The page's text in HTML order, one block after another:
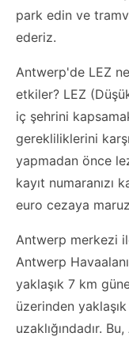
park edin ve
ederiz.
Antwerp'de LEZ
etkiler? LEZ
iç şehrini
gerekliliklerini
yapmadan önce
kayıt
euro cezaya maruz
Antwerp merkezi
Antwerp
yaklaşık 7 km
üzerinden
uzaklığındadır.